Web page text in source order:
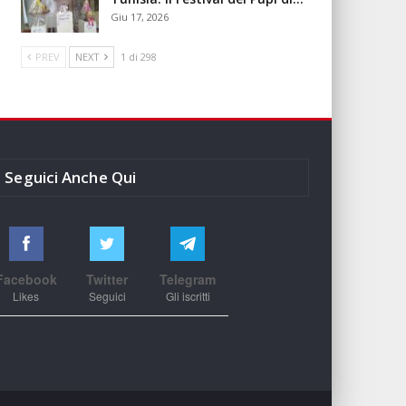
Giu 17, 2026
PREV NEXT 1 di 298
Seguici Anche Qui
Likes
Twitter
Seguici
Telegram
Gli iscritti